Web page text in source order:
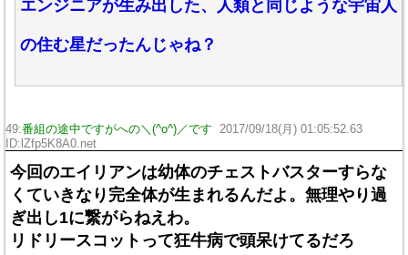
エンジニアが生み出した、人類と同じような宇宙人
の住む星だったんじゃね？
49:番組の途中ですがへの＼(^o^)／です
2017/09/18(月) 01:05:52.63
ID:lZfp5K8A0.net
今回のエイリアンは幼体のチェストバスターすらな
くていきなり完全体が生まれるんだよ。無理やり過
ぎ出し1に繋がらねえわ。
リドリースコットって狂牛病で頭呆けてるだろ